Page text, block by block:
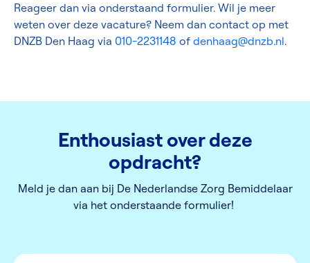
Reageer dan via onderstaand formulier. Wil je meer
weten over deze vacature? Neem dan contact op met
DNZB Den Haag via 010-2231148 of denhaag@dnzb.nl.
Enthousiast over deze
opdracht?
Meld je dan aan bij De Nederlandse Zorg Bemiddelaar
via het onderstaande formulier!